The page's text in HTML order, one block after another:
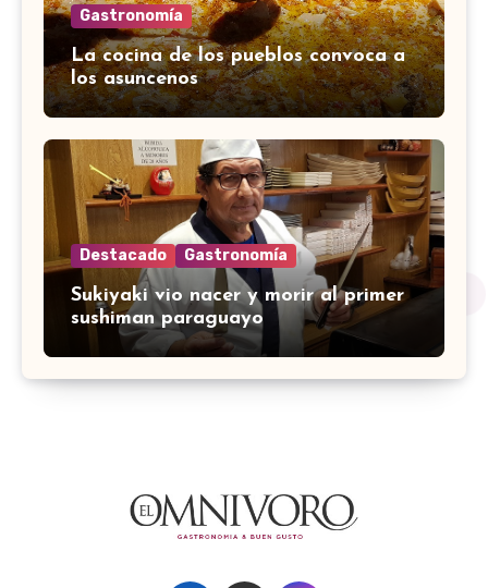
Gastronomía
La cocina de los pueblos convoca a
los asuncenos
Destacado Gastronomía
Sukiyaki vio nacer y morir al primer
sushiman paraguayo